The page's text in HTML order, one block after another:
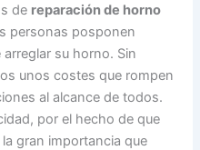
de reparación de horno
personas posponen
su horno. Sin
unos costes que rompen
al alcance de todos.
por el hecho de que
gran importancia que